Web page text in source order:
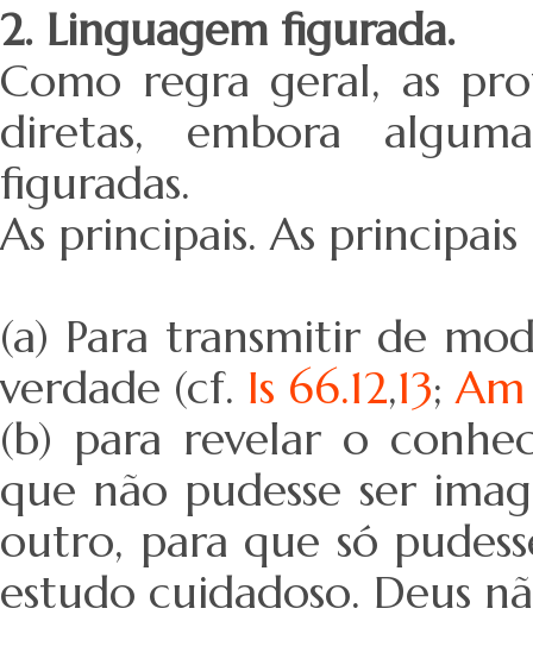
2. Linguagem figurada.
Como regra geral, as
diretas, embora
figuradas.
As principais. As
(a) Para transmitir de
verdade (cf. Is 66.12,13;Am
(b) para revelar o
que não pudesse ser
outro, para que só
estudo cuidadoso. Deus